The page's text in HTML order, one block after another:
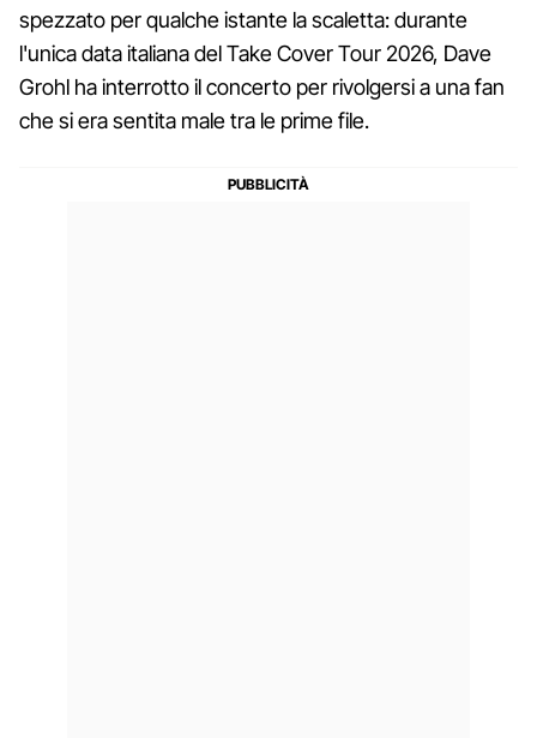
spezzato per qualche istante la scaletta: durante
l'unica data italiana del Take Cover Tour 2026, Dave
Grohl ha interrotto il concerto per rivolgersi a una fan
che si era sentita male tra le prime file.